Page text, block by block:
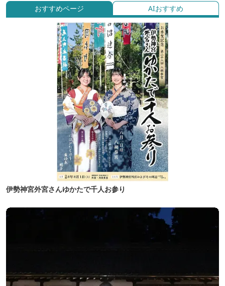
おすすめページ AIおすすめ
伊勢神宮外宮さんゆかたで千人お参り